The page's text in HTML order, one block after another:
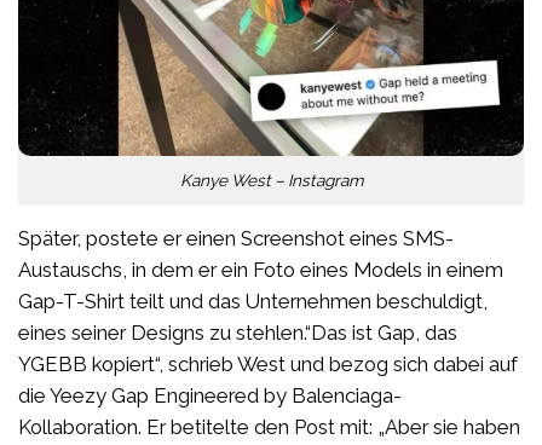
Kanye West – Instagram
Später, postete er einen Screenshot eines SMS-
Austauschs, in dem er ein Foto eines Models in einem
Gap-T-Shirt teilt und das Unternehmen beschuldigt,
eines seiner Designs zu stehlen.“Das ist Gap, das
YGEBB kopiert“, schrieb West und bezog sich dabei auf
die Yeezy Gap Engineered by Balenciaga-
Kollaboration. Er betitelte den Post mit: „Aber sie haben